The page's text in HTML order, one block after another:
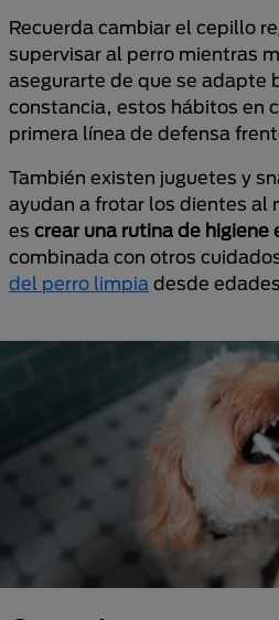
Recuerda cambiar el cepillo
supervisar al perro mientras
asegurarte de que se adapte
constancia, estos hábitos en
primera línea de defensa
También existen juguetes y
ayudan a frotar los dientes al
es crear una rutina de higiene
combinada con otros
del perro limpia desde